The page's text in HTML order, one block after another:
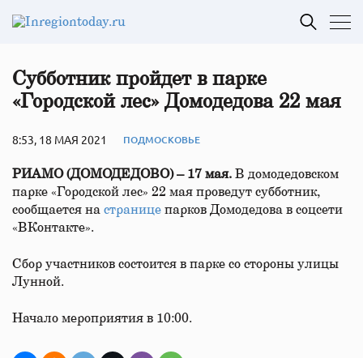
Субботник пройдет в парке
«Городской лес» Домодедова 22 мая
8:53, 18 МАЯ 2021 ПОДМОСКОВЬЕ
РИАМО (ДОМОДЕДОВО) – 17 мая. В домодедовском
парке «Городской лес» 22 мая проведут субботник,
сообщается на странице парков Домодедова в соцсети
«ВКонтакте».
Сбор участников состоится в парке со стороны улицы
Лунной.
Начало мероприятия в 10:00.